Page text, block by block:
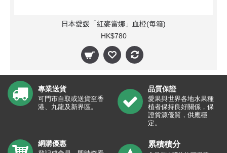
日本愛媛「紅麥當娜」血橙(每箱)
HK$780
專業送貨
可門市自取或送貨至香
港、九龍及新界區。
品質保證
愛果與世界各地水果種
植者保持良好關係，保
證貨源優質，供應穩
定。
網購優惠 累積積分